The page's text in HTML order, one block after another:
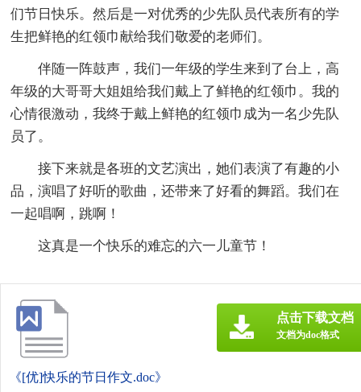
们节日快乐。然后是一对优秀的少先队员代表所有的学
生把鲜艳的红领巾献给我们敬爱的老师们。
伴随一阵鼓声，我们一年级的学生来到了台上，高
年级的大哥哥大姐姐给我们戴上了鲜艳的红领巾。我的
心情很激动，我终于戴上鲜艳的红领巾成为一名少先队
员了。
接下来就是各班的文艺演出，她们表演了有趣的小
品，演唱了好听的歌曲，还带来了好看的舞蹈。我们在
一起唱啊，跳啊！
这真是一个快乐的难忘的六一儿童节！
《[优]快乐的节日作文.doc》
点击下载文档
文档为doc格式